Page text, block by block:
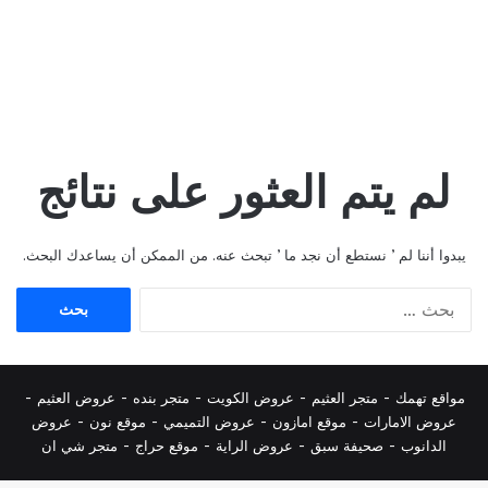
لم يتم العثور على نتائج
يبدوا أننا لم ’ نستطع أن نجد ما ’ تبحث عنه. من الممكن أن يساعدك البحث.
مواقع تهمك - متجر العثيم - عروض الكويت - متجر بنده - عروض العثيم -
عروض الامارات - موقع امازون - عروض التميمي - موقع نون - عروض
الدانوب - صحيفة سبق - عروض الراية - موقع حراج - متجر شي ان